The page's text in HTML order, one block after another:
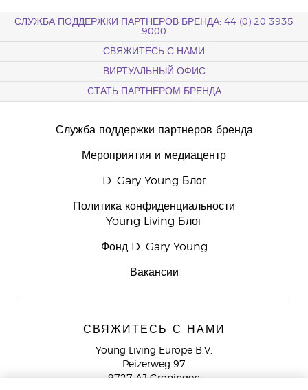
СЛУЖБА ПОДДЕРЖКИ ПАРТНЕРОВ БРЕНДА: 44 (0) 20 3935
9000
СВЯЖИТЕСЬ С НАМИ
ВИРТУАЛЬНЫЙ ОФИС
СТАТЬ ПАРТНЕРОМ БРЕНДА
Служба поддержки партнеров бренда
Мероприятия и медиацентр
D. Gary Young Блог
Политика конфиденциальности
Young Living Блог
Фонд D. Gary Young
Вакансии
СВЯЖИТЕСЬ С НАМИ
Young Living Europe B.V.
Peizerweg 97
9727 AJ Groningen